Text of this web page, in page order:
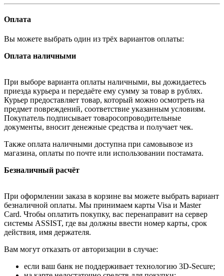
Оплата
Вы можете выбрать один из трёх вариантов оплаты:
Оплата наличными
При выборе варианта оплаты наличными, вы дожидаетесь
приезда курьера и передаёте ему сумму за товар в рублях.
Курьер предоставляет товар, который можно осмотреть на
предмет повреждений, соответствие указанным условиям.
Покупатель подписывает товаросопроводительные
документы, вносит денежные средства и получает чек.
Также оплата наличными доступна при самовывозе из
магазина, оплаты по почте или использовании постамата.
Безналичный расчёт
При оформлении заказа в корзине вы можете выбрать вариант
безналичной оплаты. Мы принимаем карты Visa и Master
Card. Чтобы оплатить покупку, вас перенаправит на сервер
системы ASSIST, где вы должны ввести номер карты, срок
действия, имя держателя.
Вам могут отказать от авторизации в случае:
если ваш банк не поддерживает технологию 3D-Secure;